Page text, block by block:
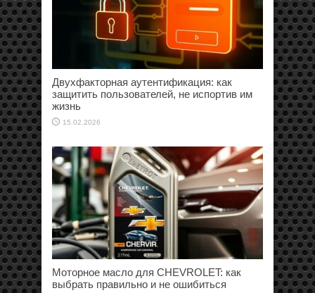
Двухфакторная аутентификация: как
защитить пользователей, не испортив им
жизнь
15.02.2026
Моторное масло для CHEVROLET: как
выбрать правильно и не ошибиться